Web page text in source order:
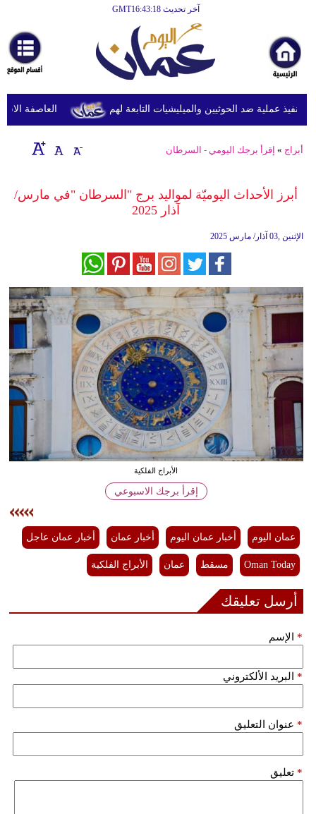
آخر تحديث GMT16:43:18
أخبارعاجلة
رياضة
ثقافة
إقتصاد
وموسيقى
سياحة
وسفر
ديكور
أخبار
إعلام
تعليم
علوم
وتكنولوجيا
سيارات
العاصفة عملية ضد الحوثيين والميليشيات التابعة لهم
أبراج » إقرأ برجك اليومي - السرطان
أبرز الأحداث اليوميّة لمواليد برج "السرطان "في مارس/
آذار 2025
الإثنين ,03 آذار/ مارس 2025
الأبراج الفلكية
إقرأ برجك الاسبوعي
عمان اليوم أخبار عمان اليوم أخبار عمان أخبار عمان عاجل
Oman Today مسقط عمان الأبراج الفلكية
أرسل تعليقك
الإسم *
البريد الألكتروني *
عنوان التعليق *
تعليق *